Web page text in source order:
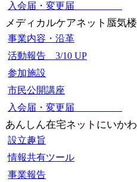
入会届・変更届
メディカルケアネット蜃気楼
事業内容・沿革
活動報告 3/10 UP
参加施設
市民公開講座
入会届・変更届
あんしん在宅ネットにいかわ
設立趣旨
情報共有ツール
事業報告